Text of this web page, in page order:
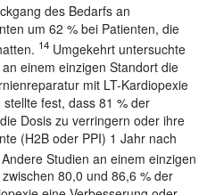
des Bedarfs an
um 62 % bei Patienten, die
14 Umgekehrt untersuchte
einem einzigen Standort die
mit LT-Kardiopexie
fest, dass 81 % der
Dosis zu verringern oder ihre
(H2B oder PPI) 1 Jahr nach
Andere Studien an einem einzigen
80,0 und 86,6 % der